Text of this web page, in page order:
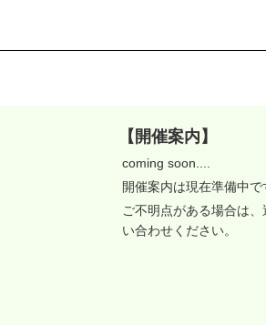
【開催案内】
coming soon....
開催案内は現在準備中で
ご不明点がある場合は
い合わせください。